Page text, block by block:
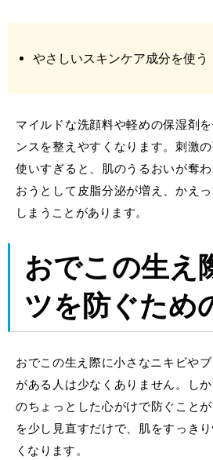
やさしいスキンケア成分を使う
マイルドな洗顔料や軽めの保湿剤
ンスを整えやすくなります。刺激
使いすぎると、肌のうるおいが奪
おうとして皮脂分泌が増え、かえ
しまうことがあります。
おでこの生え
ツを防ぐため
おでこの生え際に小さなニキビや
がある人は少なくありません。し
のちょっとした心がけで防ぐこと
を少し見直すだけで、肌をすっき
くなります。